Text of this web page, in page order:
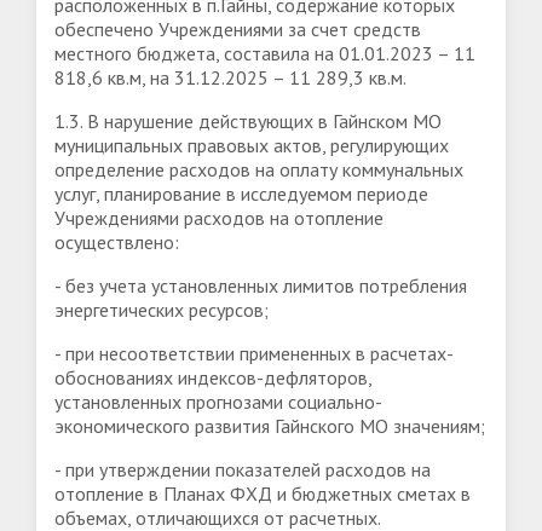
расположенных в п.Гайны, содержание которых
обеспечено Учреждениями за счет средств
местного бюджета, составила на 01.01.2023 – 11
818,6 кв.м, на 31.12.2025 – 11 289,3 кв.м.
1.3. В нарушение действующих в Гайнском МО
муниципальных правовых актов, регулирующих
определение расходов на оплату коммунальных
услуг, планирование в исследуемом периоде
Учреждениями расходов на отопление
осуществлено:
- без учета установленных лимитов потребления
энергетических ресурсов;
- при несоответствии примененных в расчетах-
обоснованиях индексов-дефляторов,
установленных прогнозами социально-
экономического развития Гайнского МО значениям;
- при утверждении показателей расходов на
отопление в Планах ФХД и бюджетных сметах в
объемах, отличающихся от расчетных.